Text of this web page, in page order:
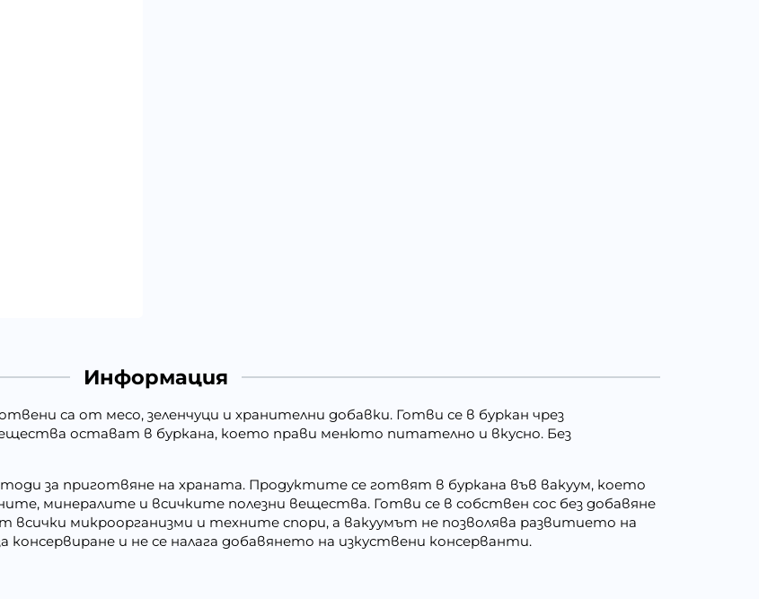
Информация
са от месо, зеленчуци и хранителни добавки. Готви се в буркан чрез
остават в буркана, което прави менюто питателно и вкусно. Без
за приготвяне на храната. Продуктите се готвят в буркана във вакуум, което
минералите и всичките полезни вещества. Готви се в собствен сос без добавяне
микроорганизми и техните спори, а вакуумът не позволява развитието на
и не се налага добавянето на изкуствени консерванти.